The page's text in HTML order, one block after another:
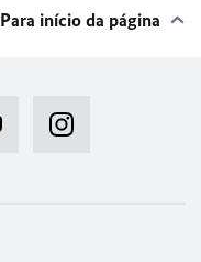
Para início da página